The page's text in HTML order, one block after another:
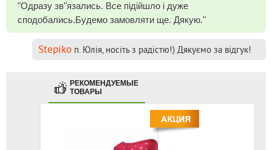
"Одразу зв"язались. Все підійшло і дуже
сподобались.Будемо замовляти ще. Дякую."
Stepiko п. Юлія, носіть з радістю!) Дякуємо за відгук!
РЕКОМЕНДУЕМЫЕ
ТОВАРЫ